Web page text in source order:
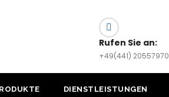
Rufen Sie an:
+49(441) 20557970
DIENSTLEISTUNGEN